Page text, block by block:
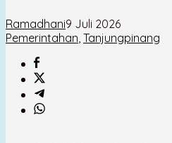
Ramadhani9 Juli 2026
Pemerintahan Tanjungpinang